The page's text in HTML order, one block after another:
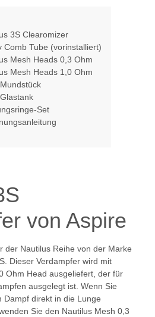
3S Clearomizer
Comb Tube (vorinstalliert)
Mesh Heads 0,3 Ohm
Mesh Heads 1,0 Ohm
Set
von Aspire
der Nautilus Reihe von der Marke
Dieser Verdampfer wird mit
Ohm Head ausgeliefert, der für
ausgelegt ist. Wenn Sie
Dampf direkt in die Lunge
Sie den Nautilus Mesh 0,3